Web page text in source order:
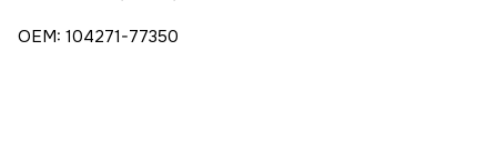
OEM: 104271-77350